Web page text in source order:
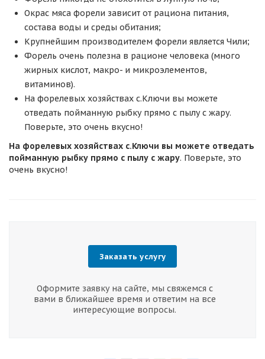
Окрас мяса форели зависит от рациона питания,
состава воды и среды обитания;
Крупнейшим производителем форели является Чили;
Форель очень полезна в рационе человека (много
жирных кислот, макро- и микроэлементов,
витаминов).
На форелевых хозяйствах с.Ключи вы можете
отведать пойманную рыбку прямо с пылу с жару.
Поверьте, это очень вкусно!
На форелевых хозяйствах с.Ключи вы можете отведать
пойманную рыбку прямо с пылу с жару. Поверьте, это
очень вкусно!
Заказать услугу
Оформите заявку на сайте, мы свяжемся с
вами в ближайшее время и ответим на все
интересующие вопросы.